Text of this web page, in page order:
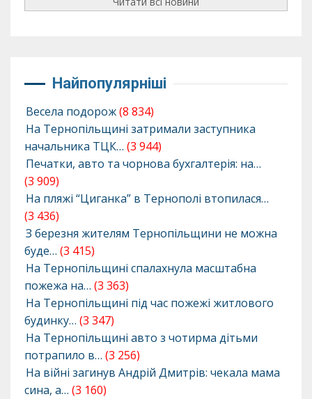
Найпопулярніші
Весела подорож(8 834)
На Тернопільщині затримали заступника
начальника ТЦК… (3 944)
Печатки, авто та чорнова бухгалтерія: на…
(3 909)
На пляжі “Циганка” в Тернополі втопилася…
(3 436)
З березня жителям Тернопільщини не можна
буде… (3 415)
На Тернопільщині спалахнула масштабна
пожежа на… (3 363)
На Тернопільщині під час пожежі житлового
будинку… (3 347)
На Тернопільщині авто з чотирма дітьми
потрапило в… (3 256)
На війні загинув Андрій Дмитрів: чекала мама
сина, а… (3 160)